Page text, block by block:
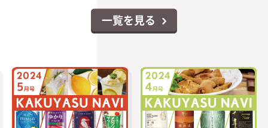
一覧を見る